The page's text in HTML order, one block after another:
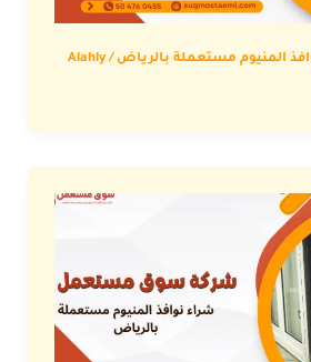
المنيوم مستعملة بالرياض /
Alahly